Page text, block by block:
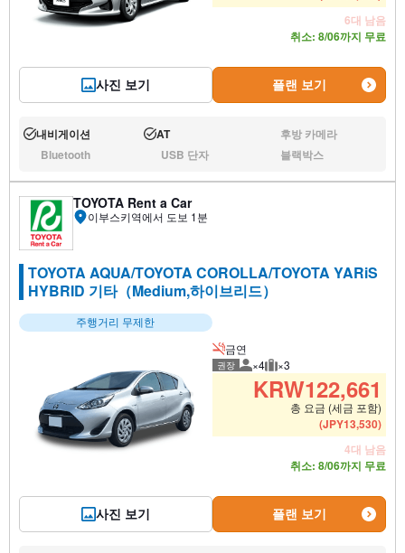
사진 보기
6대 남음
취소: 8/06까지 무료
플랜 보기
운행:내비게이션 운행:
AT 없음:후방 카메라
없음:Bluetooth 없음:USB 단자 없음:블랙박스
TOYOTA Rent a Car
이부스키역에서 도보 1분
TOYOTA AQUA/TOYOTA COROLLA/TOYOTA YARiS
HYBRID 기타（Medium,하이브리드）
주행거리 무제한
사진 보기
금연
권장 권장 탑승 인원
×4 권장 수하물
×3
KRW122,661
총 요금 (세금 포함)
(JPY13,530)
4대 남음
취소: 8/06까지 무료
플랜 보기